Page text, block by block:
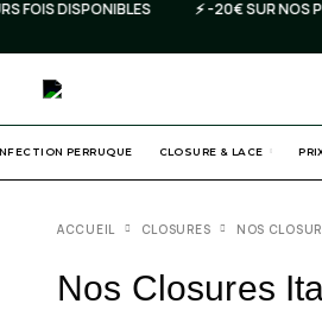
DISPONIBLES ⚡️ -20€ SUR NOS
PERRUQUE CLOSURE & LACE
ACCUEIL CLOSURES NOS
Nos Closures